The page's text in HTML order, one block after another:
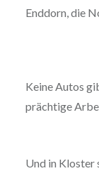
Enddorn, die
Keine Autos
prächtige
Und in Kloster